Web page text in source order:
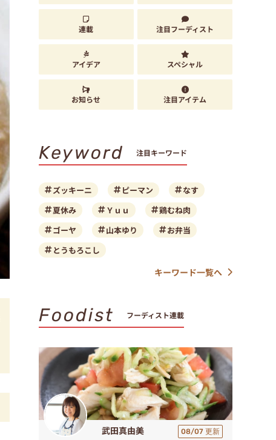
連載 注目フーディスト
アイデア スペシャル
お知らせ 注目アイテム
Keyword 注目キーワード
ズッキーニ ピーマン
なす
夏休み
Ｙｕｕ
鶏むね肉
ゴーヤ
山本ゆり
お弁当
とうもろこし
キーワード一覧へ
Foodist フーディスト連載
武田真由美 08/07 更新